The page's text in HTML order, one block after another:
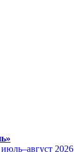
2026